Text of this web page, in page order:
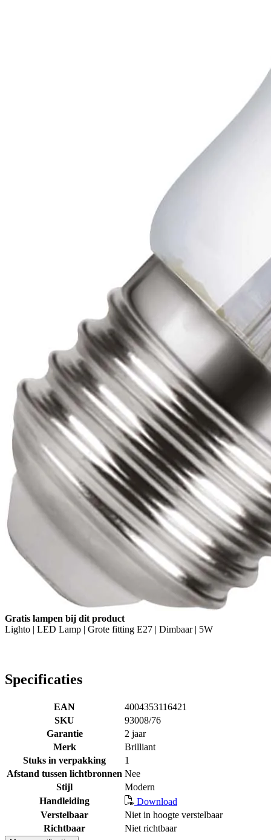
Gratis lampen bij dit product
Lighto | LED Lamp | Grote fitting E27 | Dimbaar | 5W
Specificaties
EAN
4004353116421
SKU
93008/76
Garantie
2 jaar
Merk
Brilliant
Stuks in verpakking
1
Afstand tussen lichtbronnen Nee
Stijl
Modern
Handleiding
Download
Verstelbaar
Niet in hoogte verstelbaar
Richtbaar
Niet richtbaar